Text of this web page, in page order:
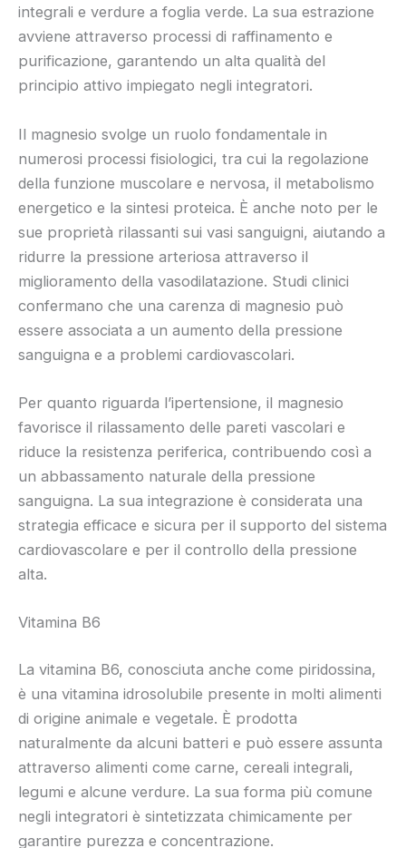
integrali e verdure a foglia verde. La sua estrazione
avviene attraverso processi di raffinamento e
purificazione, garantendo un alta qualità del
principio attivo impiegato negli integratori.
Il magnesio svolge un ruolo fondamentale in
numerosi processi fisiologici, tra cui la regolazione
della funzione muscolare e nervosa, il metabolismo
energetico e la sintesi proteica. È anche noto per le
sue proprietà rilassanti sui vasi sanguigni, aiutando a
ridurre la pressione arteriosa attraverso il
miglioramento della vasodilatazione. Studi clinici
confermano che una carenza di magnesio può
essere associata a un aumento della pressione
sanguigna e a problemi cardiovascolari.
Per quanto riguarda l’ipertensione, il magnesio
favorisce il rilassamento delle pareti vascolari e
riduce la resistenza periferica, contribuendo così a
un abbassamento naturale della pressione
sanguigna. La sua integrazione è considerata una
strategia efficace e sicura per il supporto del sistema
cardiovascolare e per il controllo della pressione
alta.
Vitamina B6
La vitamina B6, conosciuta anche come piridossina,
è una vitamina idrosolubile presente in molti alimenti
di origine animale e vegetale. È prodotta
naturalmente da alcuni batteri e può essere assunta
attraverso alimenti come carne, cereali integrali,
legumi e alcune verdure. La sua forma più comune
negli integratori è sintetizzata chimicamente per
garantire purezza e concentrazione.